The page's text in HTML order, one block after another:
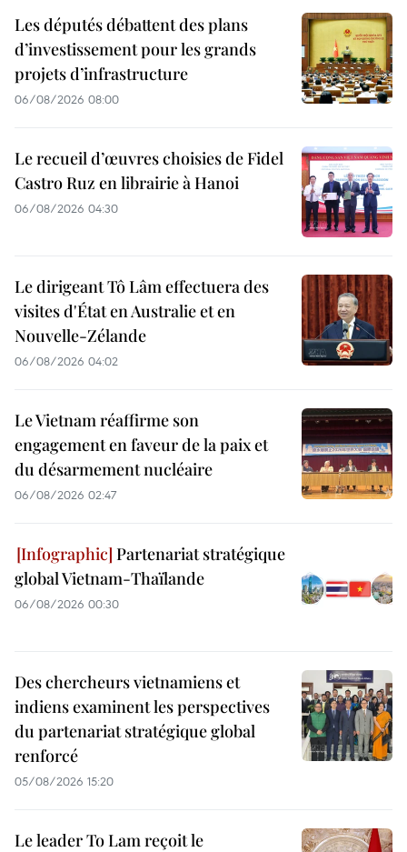
Les députés débattent des plans
d’investissement pour les grands
projets d’infrastructure
06/08/2026 08:00
Le recueil d’œuvres choisies de Fidel
Castro Ruz en librairie à Hanoi
06/08/2026 04:30
Le dirigeant Tô Lâm effectuera des
visites d'État en Australie et en
Nouvelle-Zélande
06/08/2026 04:02
Le Vietnam réaffirme son
engagement en faveur de la paix et
du désarmement nucléaire
06/08/2026 02:47
Partenariat stratégique
global Vietnam-Thaïlande
06/08/2026 00:30
Des chercheurs vietnamiens et
indiens examinent les perspectives
du partenariat stratégique global
renforcé
05/08/2026 15:20
Le leader To Lam reçoit le